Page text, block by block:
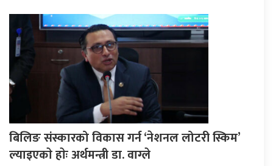
बिलिङ संस्कारको विकास गर्न ‘नेशनल लोटरी स्किम’
ल्याइएकाे हाेः अर्थमन्त्री डा. वाग्ले